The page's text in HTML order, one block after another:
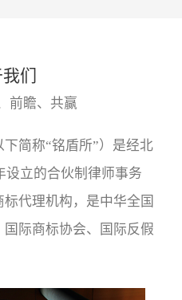
们
前瞻、共赢
简称“铭盾所”）是经北
设立的合伙制律师事务
代理机构，是中华全国
际商标协会、国际反假